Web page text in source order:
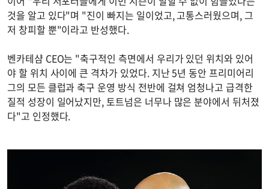
것을 알고 있다"며 "진이 빠지는 일이었고, 고통스러웠으며, 그
저 창피할 뿐"이라고 반성했다.
벤카테샴 CEO는 "축구적인 측면에서 우리가 있던 위치와 있어
야 할 위치 사이에 큰 격차가 있었다. 지난 5년 동안 프리미어리
그의 모든 클럽과 축구 운영 방식 전반에 걸쳐 엄청나고 급격한
질적 성장이 일어났지만, 토트넘은 너무나 많은 분야에서 뒤처졌
다"고 인정했다.